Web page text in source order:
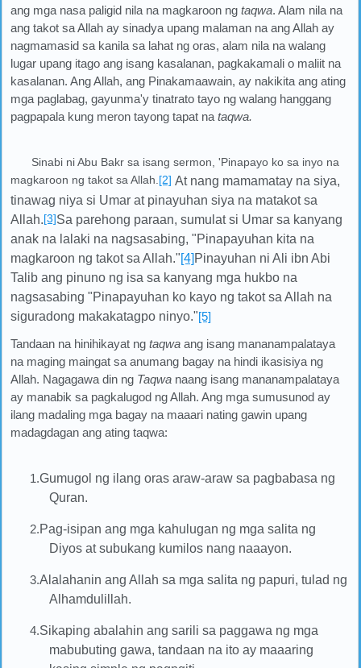
ang mga nasa paligid nila na magkaroon ng taqwa. Alam nila na
ang takot sa Allah ay sinadya upang malaman na ang Allah ay
nagmamasid sa kanila sa lahat ng oras, alam nila na walang
lugar upang itago ang isang kasalanan, pagkakamali o maliit na
kasalanan. Ang Allah, ang Pinakamaawain, ay nakikita ang ating
mga paglabag, gayunma'y tinatrato tayo ng walang hanggang
pagpapala kung meron tayong tapat na taqwa.
Sinabi ni Abu Bakr sa isang sermon, 'Pinapayo ko sa inyo na
magkaroon ng takot sa Allah. [2] At nang mamamatay na siya,
tinawag niya si Umar at pinayuhan siya na matakot sa
Allah.[3]Sa parehong paraan, sumulat si Umar sa kanyang
anak na lalaki na nagsasabing, "Pinapayuhan kita na
magkaroon ng takot sa Allah."[4] Pinayuhan ni Ali ibn Abi
Talib ang pinuno ng isa sa kanyang mga hukbo na
nagsasabing "Pinapayuhan ko kayo ng takot sa Allah na
siguradong makakatagpo ninyo."[5]
Tandaan na hinihikayat ng taqwa ang isang mananampalataya
na maging maingat sa anumang bagay na hindi ikasisiya ng
Allah. Nagagawa din ng Taqwa naang isang mananampalataya
ay manabik sa pagkalugod ng Allah. Ang mga sumusunod ay
ilang madaling mga bagay na maaari nating gawin upang
madagdagan ang ating taqwa:
1.Gumugol ng ilang oras araw-araw sa pagbabasa ng
Quran.
2.Pag-isipan ang mga kahulugan ng mga salita ng
Diyos at subukang kumilos nang naaayon.
3.Alalahanin ang Allah sa mga salita ng papuri, tulad ng
Alhamdulillah.
4.Sikaping abalahin ang sarili sa paggawa ng mga
mabubuting gawa, tandaan na ito ay maaaring